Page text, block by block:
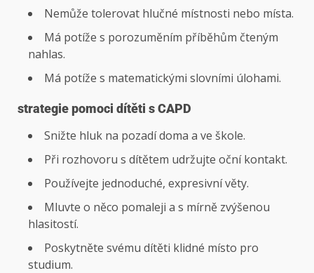
Nemůže tolerovat hlučné místnosti nebo místa.
Má potíže s porozuměním příběhům čteným
nahlas.
Má potíže s matematickými slovními úlohami.
strategie pomoci dítěti s CAPD
Snižte hluk na pozadí doma a ve škole.
Při rozhovoru s dítětem udržujte oční kontakt.
Používejte jednoduché, expresivní věty.
Mluvte o něco pomaleji a s mírně zvýšenou
hlasitostí.
Poskytněte svému dítěti klidné místo pro
studium.